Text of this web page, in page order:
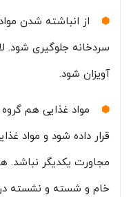
از انباشته شدن
سردخانه جلوگیری
آویزان شود.
مواد غذایی هم
قرار داده شود و مواد
مجاورت یکدیگر نباشد.
خام و شسته و نشسته